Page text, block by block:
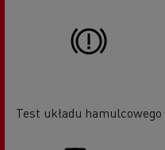
Test układu hamulcowego